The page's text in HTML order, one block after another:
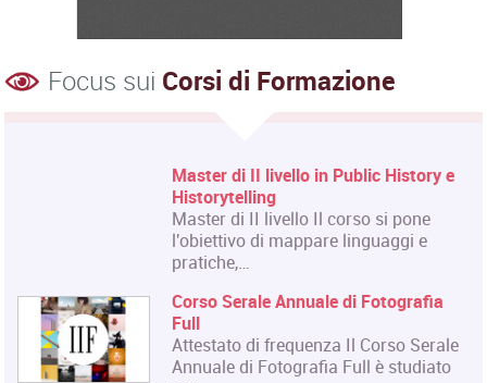
Focus sui Corsi di Formazione
Corso Fashion Design
Diploma Accademico di Primo Livello
- Laurea Triennale in Fashion Design,
titolo…
Materiale Cartaceo
La Qualifica formata dal corso è
quella di Tecnico del Restauro di Beni
Culturali…